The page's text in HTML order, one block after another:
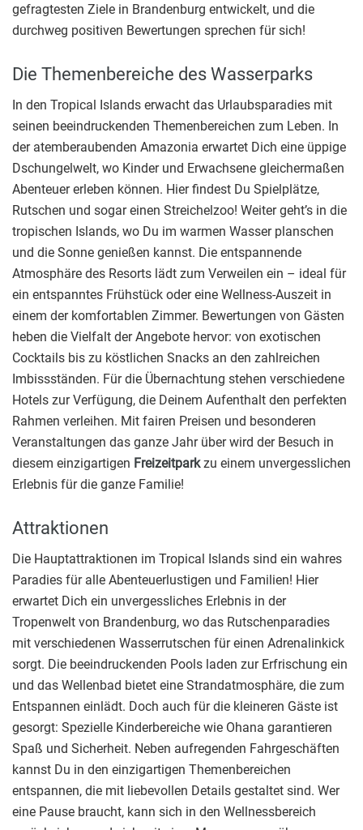
gefragtesten Ziele in Brandenburg entwickelt, und die
durchweg positiven Bewertungen sprechen für sich!
Die Themenbereiche des Wasserparks
In den Tropical Islands erwacht das Urlaubsparadies mit
seinen beeindruckenden Themenbereichen zum Leben. In
der atemberaubenden Amazonia erwartet Dich eine üppige
Dschungelwelt, wo Kinder und Erwachsene gleichermaßen
Abenteuer erleben können. Hier findest Du Spielplätze,
Rutschen und sogar einen Streichelzoo! Weiter geht’s in die
tropischen Islands, wo Du im warmen Wasser planschen
und die Sonne genießen kannst. Die entspannende
Atmosphäre des Resorts lädt zum Verweilen ein – ideal für
ein entspanntes Frühstück oder eine Wellness-Auszeit in
einem der komfortablen Zimmer. Bewertungen von Gästen
heben die Vielfalt der Angebote hervor: von exotischen
Cocktails bis zu köstlichen Snacks an den zahlreichen
Imbissständen. Für die Übernachtung stehen verschiedene
Hotels zur Verfügung, die Deinem Aufenthalt den perfekten
Rahmen verleihen. Mit fairen Preisen und besonderen
Veranstaltungen das ganze Jahr über wird der Besuch in
diesem einzigartigen Freizeitparkzu einem unvergesslichen
Erlebnis für die ganze Familie!
Attraktionen
Die Hauptattraktionen im Tropical Islands sind ein wahres
Paradies für alle Abenteuerlustigen und Familien! Hier
erwartet Dich ein unvergessliches Erlebnis in der
Tropenwelt von Brandenburg, wo das Rutschenparadies
mit verschiedenen Wasserrutschen für einen Adrenalinkick
sorgt. Die beeindruckenden Pools laden zur Erfrischung ein
und das Wellenbad bietet eine Strandatmosphäre, die zum
Entspannen einlädt. Doch auch für die kleineren Gäste ist
gesorgt: Spezielle Kinderbereiche wie Ohana garantieren
Spaß und Sicherheit. Neben aufregenden Fahrgeschäften
kannst Du in den einzigartigen Themenbereichen
entspannen, die mit liebevollen Details gestaltet sind. Wer
eine Pause braucht, kann sich in den Wellnessbereich